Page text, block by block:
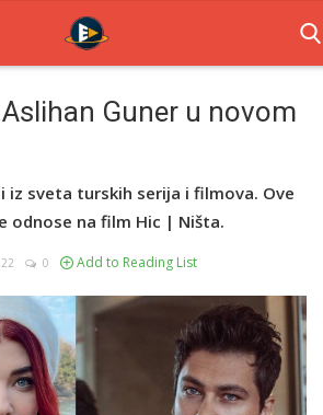
Guner u novom
iz sveta turskih serija i filmova. Ove
odnose na film Hic | Ništa.
0 Add to Reading List